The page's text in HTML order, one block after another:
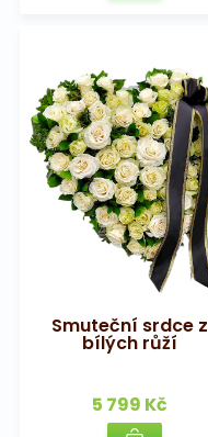
Smuteční srdce z
bílých růží
5 799 Kč